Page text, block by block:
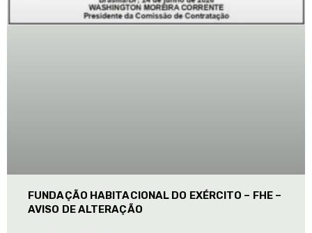
FUNDAÇÃO HABITACIONAL DO EXÉRCITO – FHE –
AVISO DE ALTERAÇÃO